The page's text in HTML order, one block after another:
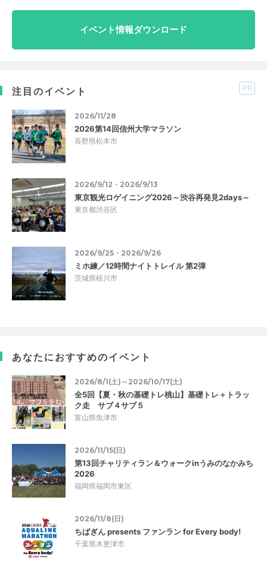
イベント情報ダウンロード
注目のイベント PR
2026/11/28
2026第14回信州大学マラソン
長野県松本市
2026/9/12・2026/9/13
東京観光ロゲイニング2026～渋谷再発見2days～
東京都渋谷区
2026/9/25・2026/9/26
ミホ練／12時間ナイトトレイル 第2弾
茨城県桜川市
あなたにおすすめのイベント
2026/8/1(土)～2026/10/17(土)
全5回【夏・秋の基礎トレ桃山】基礎トレ＋トラッ
ク走 サブ４サブ５
富山県魚津市
2026/11/15(日)
第13回チャリティラン＆ウォークinうみのなかみち
2026
福岡県福岡市東区
2026/11/8(日)
ちばぎん presents ファンラン for Every body!
千葉県木更津市